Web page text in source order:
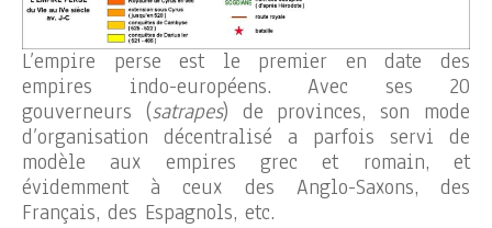
L’empire perse est le premier en date des
empires indo-européens. Avec ses 20
gouverneurs (satrapes) de provinces, son mode
d’organisation décentralisé a parfois servi de
modèle aux empires grec et romain, et
évidemment à ceux des Anglo-Saxons, des
Français, des Espagnols, etc.